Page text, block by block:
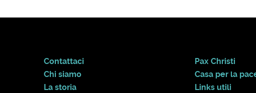
Contattaci
Chi siamo
La storia
Pax Christi
Casa per la
Links utili